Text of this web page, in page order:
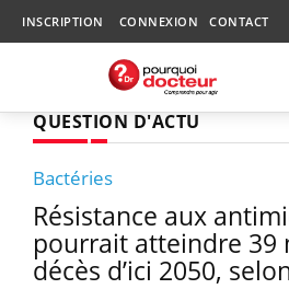
INSCRIPTION CONNEXION CONTACT
QUESTION D'ACTU
Bactéries
Résistance aux
pourrait atteindre 39
décès d’ici 2050,